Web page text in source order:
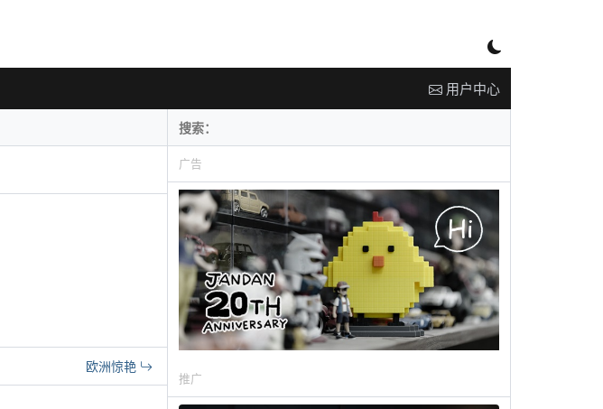
用户中心
欧洲惊艳
广告
推广